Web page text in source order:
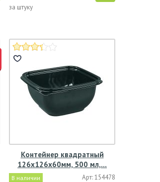
за штуку
Контейнер квадратный
126х126х60мм, 500 мл,…
В наличии Арт: 154478